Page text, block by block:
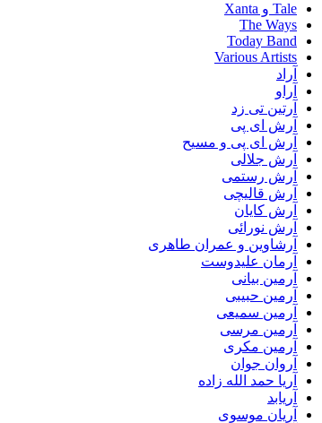
Tale و Xanta
The Ways
Today Band
Various Artists
آراد
آراو
آرتین تی زد
آرش ای پی
آرش ای پی و مسیح
آرش جلالی
آرش رستمی
آرش قالیچی
آرش کایان
آرش نورائی
آرشاوین و عمران طاهری
آرمان علیدوست
آرمین بیانی
آرمین حبیبی
آرمین سمیعی
آرمین مرسی
آرمین مکری
آروان جوان
آریا حمد الله زاده
آریابد
آریان موسوی